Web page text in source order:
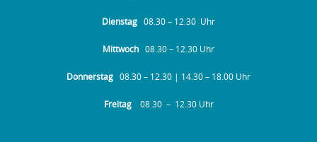
Dienstag 08.30 – 12.30 Uhr
Mittwoch 08.30 – 12.30 Uhr
Donnerstag 08.30 – 12.30 | 14.30 – 18.00 Uhr
Freitag08.30 – 12.30 Uhr